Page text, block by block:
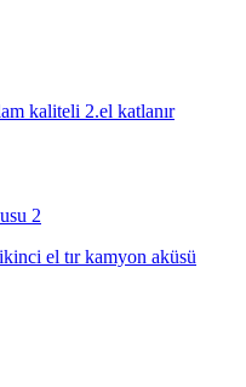
kaliteli 2.el katlanır
el tır kamyon aküsü